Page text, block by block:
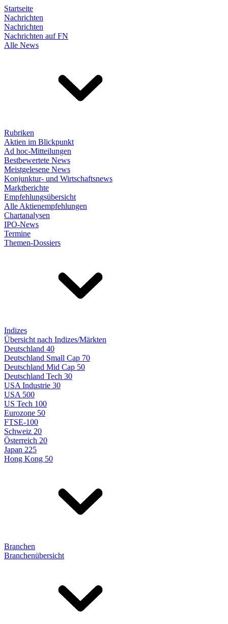
Startseite
Nachrichten
Nachrichten
Nachrichten auf FN
Alle News
Rubriken
Aktien im Blickpunkt
Ad hoc-Mitteilungen
Bestbewertete News
Meistgelesene News
Konjunktur- und Wirtschaftsnews
Marktberichte
Empfehlungsübersicht
Alle Aktienempfehlungen
Chartanalysen
IPO-News
Termine
Themen-Dossiers
Indizes
Übersicht nach Indizes/Märkten
Deutschland 40
Deutschland Small Cap 70
Deutschland Mid Cap 50
Deutschland Tech 30
USA Industrie 30
USA 500
US Tech 100
Eurozone 50
FTSE-100
Schweiz 20
Österreich 20
Japan 225
Hong Kong 50
Branchen
Branchenübersicht